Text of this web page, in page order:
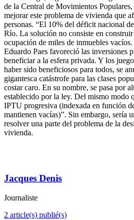
de la Central de Movimientos
mejorar este problema de vivienda que
personas. “El 10% del déficit nacional
Río. La solución no consiste en
ocupación de miles de inmuebles
Eduardo Paes favoreció las inversiones
beneficiar a la esfera privada. Y los
haber sido beneficiosos para todos, se
gigantesca catástrofe para las clases
costar caro. En su nombre, se pasa por
establecido por la ley. Del mismo modo
IPTU progresiva (indexada en función
mantienen vacías)”. Sin embargo, sería
resolver una parte del problema de la
vivienda.
Jacques Denis
Journaliste
2 article(s) publié(s)